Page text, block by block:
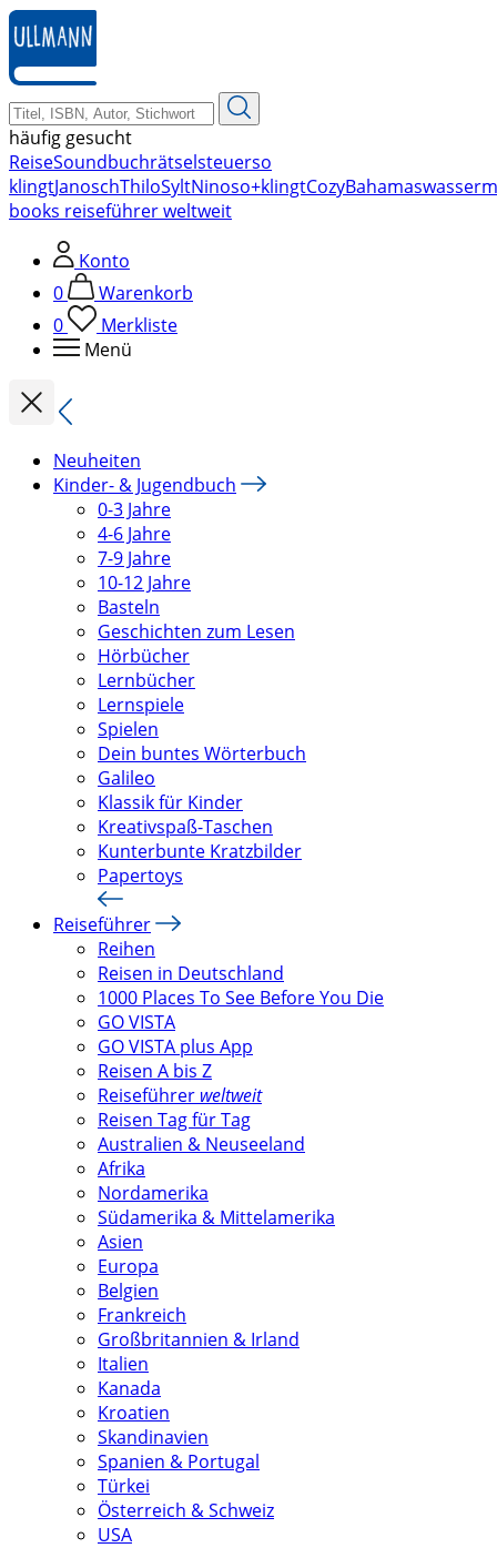
zum
Hauptinhalt
springen
häufig gesucht
ReiseSoundbuchrätselsteuerso
klingtJanoschThiloSyltNinoso+klingtCozyBahamas
books reiseführer weltweit
Konto
0
Warenkorb
0
Merkliste
Menü
Neuheiten
Kinder- & Jugendbuch
0-3 Jahre
4-6 Jahre
7-9 Jahre
10-12 Jahre
Basteln
Geschichten zum Lesen
Hörbücher
Lernbücher
Lernspiele
Spielen
Dein buntes Wörterbuch
Galileo
Klassik für Kinder
Kreativspaß-Taschen
Kunterbunte Kratzbilder
Papertoys
Reiseführer
Reihen
Reisen in Deutschland
1000 Places To See Before You Die
GO VISTA
GO VISTA plus App
Reisen A bis Z
Reiseführer weltweit
Reisen Tag für Tag
Australien & Neuseeland
Afrika
Nordamerika
Südamerika & Mittelamerika
Asien
Europa
Belgien
Frankreich
Großbritannien & Irland
Italien
Kanada
Kroatien
Skandinavien
Spanien & Portugal
Türkei
Österreich & Schweiz
USA